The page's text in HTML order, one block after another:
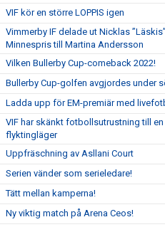
VIF kör en större LOPPIS igen
Vimmerby IF delade ut Nicklas
Minnespris till Martina Andersson
Vilken Bullerby Cup-comeback 2022!
Bullerby Cup-golfen avgjordes under
Ladda upp för EM-premiär med
VIF har skänkt fotbollsutrustning till
flyktingläger
Uppfräschning av Asllani Court
Serien vänder som serieledare!
Tätt mellan kamperna!
Ny viktig match på Arena Ceos!